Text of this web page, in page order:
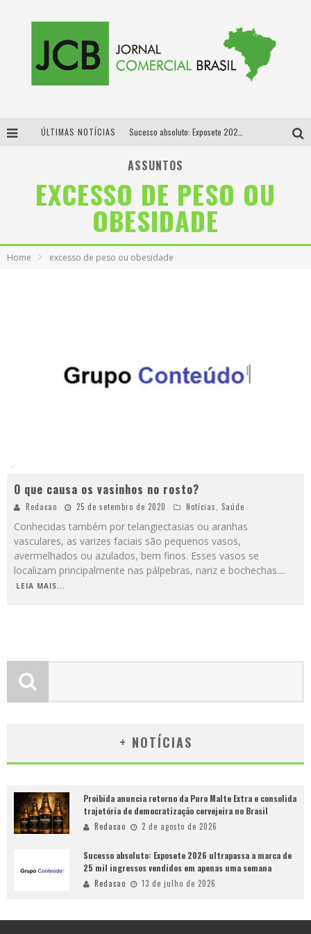
ÚLTIMAS NOTÍCIAS
ASSUNTOS
EXCESSO DE PESO OU
OBESIDADE
Home excesso de peso ou obesidade
O que causa os vasinhos no rosto?
Redacao 25 de setembro de 2020 Notícias, Saúde
Conhecidas também por telangiectasias ou aranhas
vasculares, as varizes faciais são pequenos vasos,
avermelhados ou azulados, bem finos. Esses vasos se
localizam principalmente nas pálpebras, nariz e bochechas....
LEIA MAIS...
+ NOTÍCIAS
Proibida anuncia retorno da Puro Malte Extra e consolida
trajetória de democratização cervejeira no Brasil
Redacao 2 de agosto de 2026
Sucesso absoluto: Exposete 2026 ultrapassa a marca de
25 mil ingressos vendidos em apenas uma semana
Redacao 13 de julho de 2026